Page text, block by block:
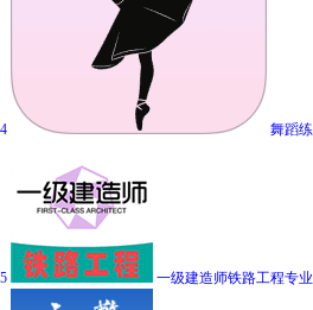
4 舞蹈
5 一级建造师铁路工程专